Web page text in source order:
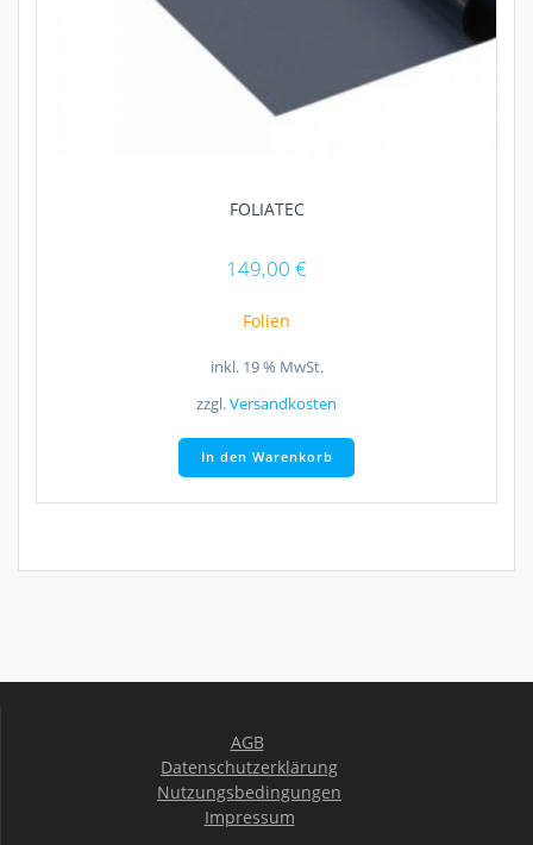
FOLIATEC
149,00 €
Folien
inkl. 19 % MwSt.
zzgl.Versandkosten
In den Warenkorb
AGB
Datenschutzerklärung
Nutzungsbedingungen
Impressum